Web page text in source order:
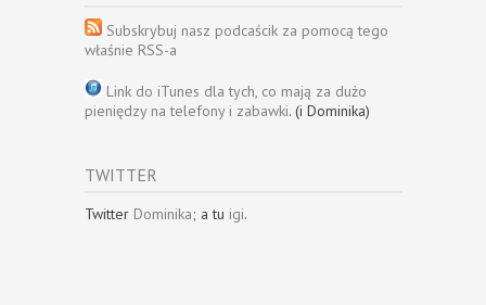
Subskrybuj nasz podcaścik za pomocą tego
właśnie RSS-a
Link do iTunes dla tych, co mają za dużo
pieniędzy na telefony i zabawki. (i Dominika)
TWITTER
Twitter Dominika; a tu igi.